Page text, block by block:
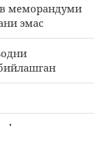
3 КУНЛАР ОЛДИН
меморандуми
эмас